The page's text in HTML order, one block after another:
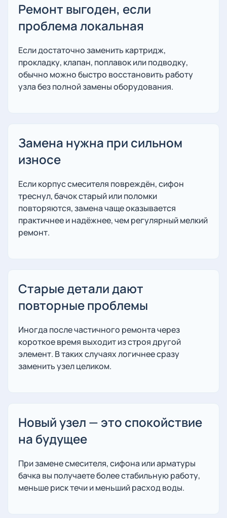
Ремонт выгоден, если
проблема локальная
Если достаточно заменить картридж,
прокладку, клапан, поплавок или подводку,
обычно можно быстро восстановить работу
узла без полной замены оборудования.
Замена нужна при сильном
износе
Если корпус смесителя повреждён, сифон
треснул, бачок старый или поломки
повторяются, замена чаще оказывается
практичнее и надёжнее, чем регулярный мелкий
ремонт.
Старые детали дают
повторные проблемы
Иногда после частичного ремонта через
короткое время выходит из строя другой
элемент. В таких случаях логичнее сразу
заменить узел целиком.
Новый узел — это спокойствие
на будущее
При замене смесителя, сифона или арматуры
бачка вы получаете более стабильную работу,
меньше риск течи и меньший расход воды.